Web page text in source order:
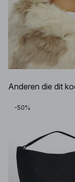
Anderen die dit
-50%